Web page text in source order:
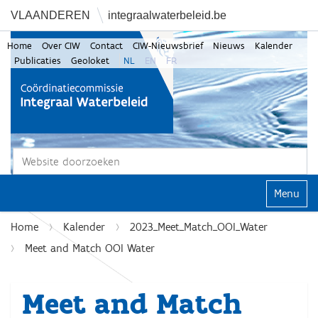
VLAANDEREN integraalwaterbeleid.be
Zoek
Home Over CIW Contact CIW-Nieuwsbrief Nieuws
Kalender
Publicaties
Geoloket NL EN FR
Klap
Home Kalender
2023_Meet_Match_OOI_Water
Meet and Match OOI Water
Meet and Match